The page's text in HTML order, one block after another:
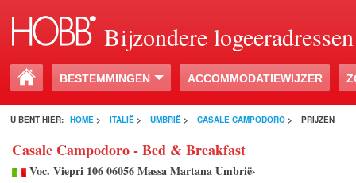
Bijzondere logeeradressen
BESTEMMINGEN ACCOMMODATIEWIJZER
U BENT HIER: HOME > ITALIË > UMBRIË > CASALE CAMPODORO > PRIJZEN
Casale Campodoro - Bed & Breakfast
Voc. Viepri 106 06056 Massa Martana Umbrië›